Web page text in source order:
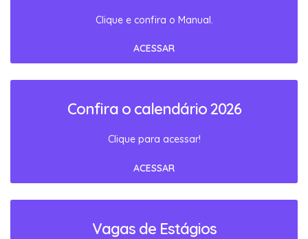
Clique e confira o Manual.
ACESSAR
Confira o calendário 2026
Clique para acessar!
ACESSAR
Vagas de Estágios